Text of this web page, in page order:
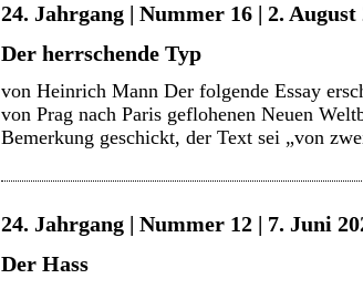
24. Jahrgang | Nummer 16 | 2. August
Der herrschende Typ
von Heinrich Mann Der folgende Essay
von Prag nach Paris geflohenen Neuen
Bemerkung geschickt, der Text sei „von
24. Jahrgang | Nummer 12 | 7. Juni
Der Hass